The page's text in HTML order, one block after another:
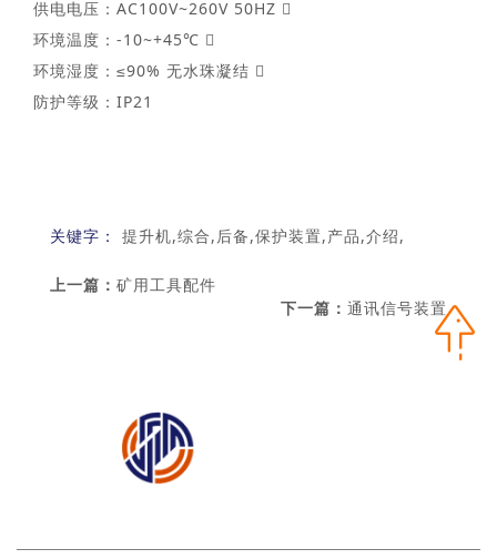
供电电压：AC100V~260V 50HZ 
环境温度：-10~+45℃ 
环境湿度：≤90% 无水珠凝结 
防护等级：IP21
关键字： 提升机,综合,后备,保护装置,产品,介绍,
上一篇： 矿用工具配件
下一篇： 通讯信号装置